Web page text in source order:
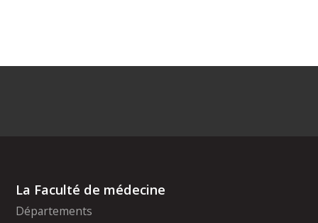
La Faculté de médecine
Départements